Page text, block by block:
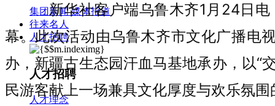
集团新闻 媒体报道
往来名人
人才招聘
人才招聘
人才理念
新华社客户端乌鲁木齐1月24日
幕。此次活动由乌鲁木齐市文化广播电
办，新疆古生态园汗血马基地承办，以“
民游客献上一场兼具文化厚度与欢乐氛